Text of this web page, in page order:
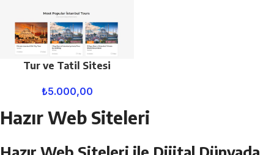
Tur ve Tatil Sitesi
₺5.000,00
Hazır Web Siteleri
Hazır Web Siteleri ile Dijital Dünyada